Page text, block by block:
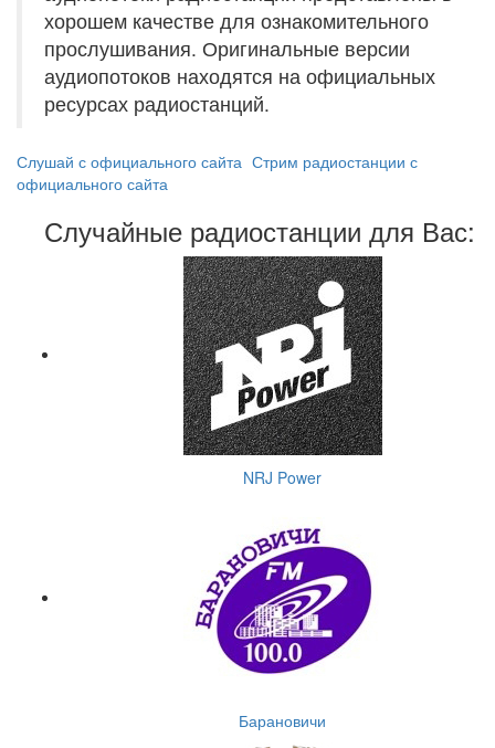
хорошем качестве для ознакомительного
прослушивания. Оригинальные версии
аудиопотоков находятся на официальных
ресурсах радиостанций.
Слушай с официального сайта Стрим радиостанции с
официального сайта
Случайные радиостанции для Вас:
NRJ Power
Барановичи